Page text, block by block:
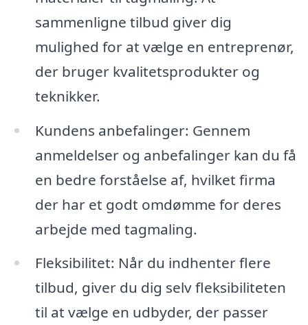
sammenligne tilbud giver dig
mulighed for at vælge en entreprenør,
der bruger kvalitetsprodukter og
teknikker.
Kundens anbefalinger: Gennem
anmeldelser og anbefalinger kan du få
en bedre forståelse af, hvilket firma
der har et godt omdømme for deres
arbejde med tagmaling.
Fleksibilitet: Når du indhenter flere
tilbud, giver du dig selv fleksibiliteten
til at vælge en udbyder, der passer